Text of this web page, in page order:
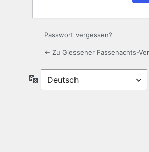
Passwort vergessen?
← Zu Giessener Fassenachts-
Sprache